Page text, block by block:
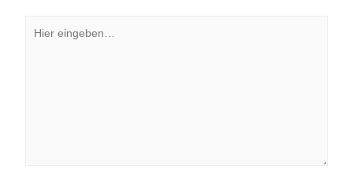
eingeben…